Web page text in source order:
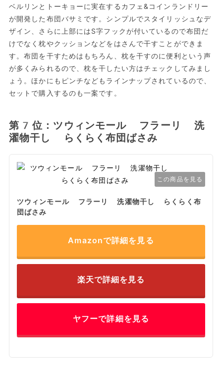
ベルリンとトーキョーに実在するカフェ&コインランドリー
が開発した布団バサミです。シンプルでスタイリッシュなデ
ザイン、さらに上部にはS字フックが付いているので布団だ
けでなく枕やクッションなどをはさんで干すことができま
す。布団を干すためはもちろん、枕を干すのに便利という声
が多くみられるので、枕を干したい方はチェックしてみまし
ょう。ほかにもピンチなどもラインナップされているので、
セットで購入するのも一案です。
第7位：ツウィンモール フラーリ 洗
濯物干し らくらく布団ばさみ
この商品を見る
ツウィンモール フラーリ 洗濯物干し らくらく布
団ばさみ
Amazonで詳細を見る
楽天で詳細を見る
ヤフーで詳細を見る